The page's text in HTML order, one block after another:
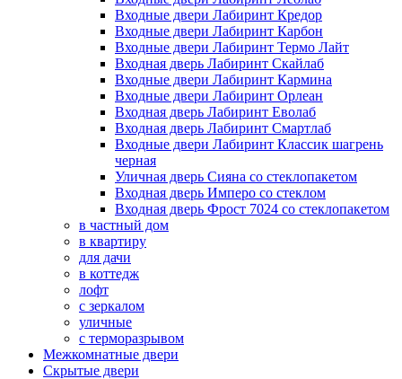
Входные двери Лабиринт Кредор
Входные двери Лабиринт Карбон
Входные двери Лабиринт Термо Лайт
Входная дверь Лабиринт Скайлаб
Входные двери Лабиринт Кармина
Входные двери Лабиринт Орлеан
Входная дверь Лабиринт Еволаб
Входная дверь Лабиринт Смартлаб
Входные двери Лабиринт Классик шагрень
черная
Уличная дверь Сияна со стеклопакетом
Входная дверь Имперо со стеклом
Входная дверь Фрост 7024 со стеклопакетом
в частный дом
в квартиру
для дачи
в коттедж
лофт
с зеркалом
уличные
с терморазрывом
Межкомнатные двери
Скрытые двери